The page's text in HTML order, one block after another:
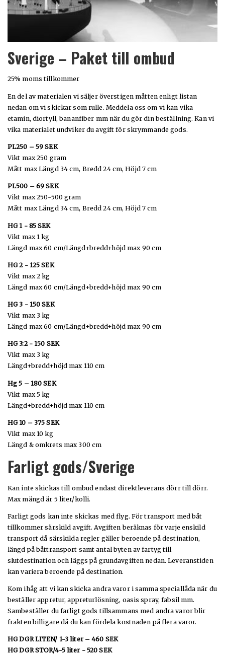
Sverige – Paket till ombud
25% moms tillkommer
En del av materialen vi säljer överstigen måtten enligt listan
nedan om vi skickar som rulle. Meddela oss om vi kan vika
etamin, diortyll, bananfiber mm när du gör din beställning. Kan vi
vika materialet undviker du avgift för skrymmande gods.
PL250 – 59 SEK
Vikt max 250 gram
Mått max Längd 34 cm, Bredd 24 cm, Höjd 7 cm
PL500 – 69 SEK
Vikt max 250-500 gram
Mått max Längd 34 cm, Bredd 24 cm, Höjd 7 cm
HG 1 - 85 SEK
Vikt max 1 kg
Längd max 60 cm/Längd+bredd+höjd max 90 cm
HG 2 - 125 SEK
Vikt max 2 kg
Längd max 60 cm/Längd+bredd+höjd max 90 cm
HG 3 - 150 SEK
Vikt max 3 kg
Längd max 60 cm/Längd+bredd+höjd max 90 cm
HG 3:2 - 150 SEK
Vikt max 3 kg
Längd+bredd+höjd max 110 cm
Hg 5 – 180 SEK
Vikt max 5 kg
Längd+bredd+höjd max 110 cm
HG 10 – 375 SEK
Vikt max 10 kg
Längd & omkrets max 300 cm
Farligt gods/Sverige
Kan inte skickas till ombud endast direktleverans dörr till dörr.
Max mängd är 5 liter/kolli.
Farligt gods kan inte skickas med flyg. För transport med båt
tillkommer särskild avgift. Avgiften beräknas för varje enskild
transport då särskilda regler gäller beroende på destination,
längd på båttransport samt antal byten av fartyg till
slutdestination och läggs på grundavgiften nedan. Leveranstiden
kan variera beroende på destination.
Kom ihåg att vi kan skicka andra varor i samma speciallåda när du
beställer appretur, appreturlösning, oasis spray, fabsil mm.
Sambeställer du farligt gods tillsammans med andra varor blir
frakten billigare då du kan fördela kostnaden på flera varor.
HG DGR LITEN/ 1-3 liter – 460 SEK
HG DGR STOR/4-5 liter - 520 SEK